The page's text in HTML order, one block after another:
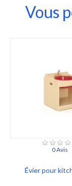
Vous
0 Avis
Évier pour